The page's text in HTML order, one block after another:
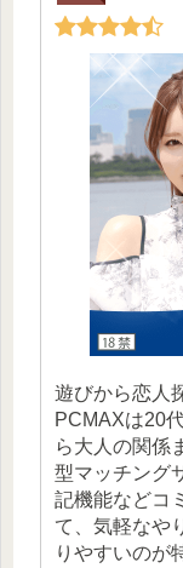
遊びから恋人
PCMAXは20
ら大人の関係
型マッチング
記機能などコ
て、気軽なや
りやすいのが